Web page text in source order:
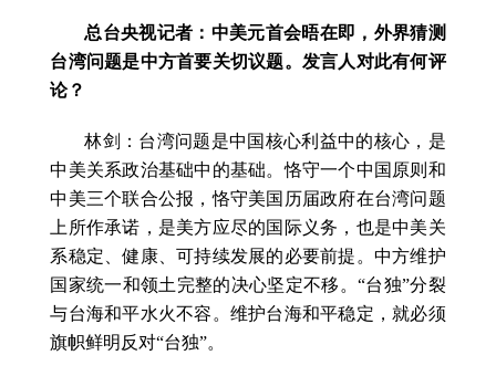
总台央视记者：中美元首会晤在即，外界猜测
台湾问题是中方首要关切议题。发言人对此有何评
论？
林剑：台湾问题是中国核心利益中的核心，是
中美关系政治基础中的基础。恪守一个中国原则和
中美三个联合公报，恪守美国历届政府在台湾问题
上所作承诺，是美方应尽的国际义务，也是中美关
系稳定、健康、可持续发展的必要前提。中方维护
国家统一和领土完整的决心坚定不移。“台独”分裂
与台海和平水火不容。维护台海和平稳定，就必须
旗帜鲜明反对“台独”。